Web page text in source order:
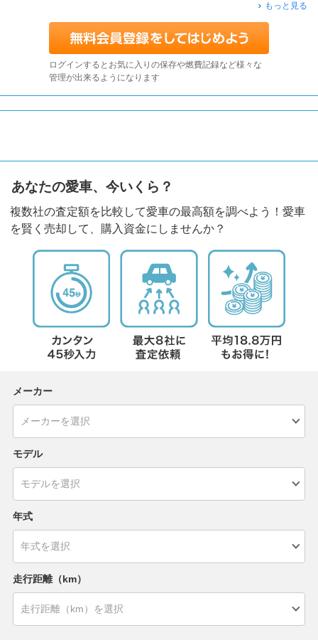
もっと見る
ログインするとお気に入りの保存や燃費記録など様々な
管理が出来るようになります
あなたの愛車、今いくら？
複数社の査定額を比較して愛車の最高額を調べよう！愛車
を賢く売却して、購入資金にしませんか？
メーカー
モデル
年式
走行距離（km）